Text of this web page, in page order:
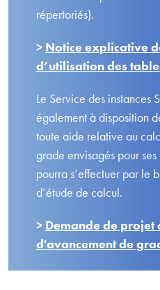
répertoriés).
> Notice explicative
d’utilisation des
Le Service des instances
également à disposition
toute aide relative au
grade envisagés pour
pourra s’effectuer par le
d’étude de calcul.
> Demande de projet
d'avancement de